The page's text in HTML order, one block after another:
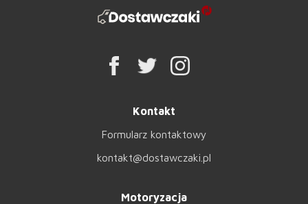
Kontakt
Formularz kontaktowy
kontakt@dostawczaki.pl
Motoryzacja